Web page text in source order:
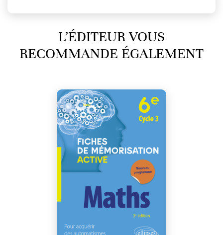
L’ÉDITEUR VOUS
RECOMMANDE ÉGALEMENT